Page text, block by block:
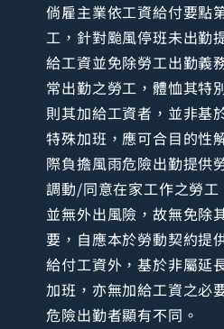
倘雇主業依工資給付要點
工，針對颱風停班未出勤
給工資並免除勞工出勤義
常出勤之勞工，體恤其特
則其加給工資者，並非基
特殊加班，應可合目的性
際負擔風雨危險出勤提供
調動/同意在家工作之勞
並無外出風險，故無免除
要，自應本於勞動契約提
給付工資外，基於非屬延
加班，亦無加給工資之必
危險出勤者顯有不同。